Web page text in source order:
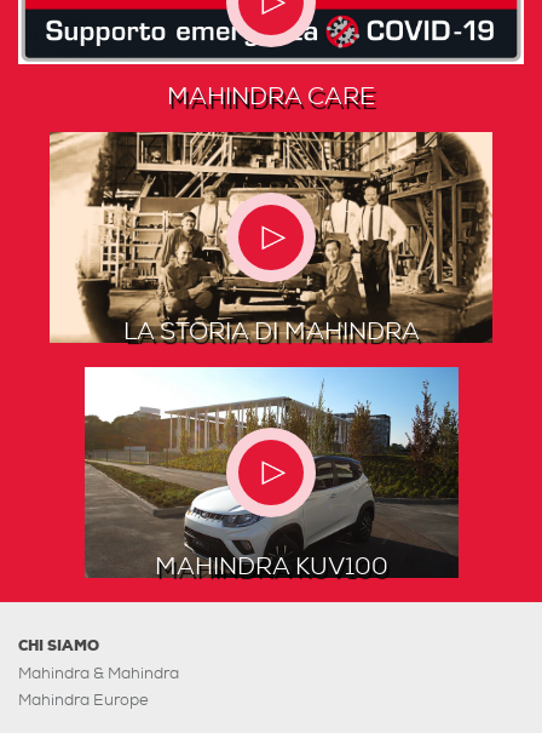
MAHINDRA CARE
LA STORIA DI MAHINDRA
MAHINDRA KUV100
CHI SIAMO
Mahindra & Mahindra
Mahindra Europe